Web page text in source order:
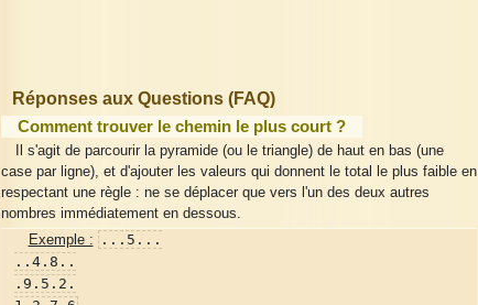
Réponses aux Questions (FAQ)
Comment trouver le chemin le plus court ?
Il s'agit de parcourir la pyramide (ou le triangle) de haut en bas (une
case par ligne), et d'ajouter les valeurs qui donnent le total le plus faible en
respectant une règle : ne se déplacer que vers l'un des deux autres
nombres immédiatement en dessous.
Exemple :
...5...
..4.8..
.9.5.2.